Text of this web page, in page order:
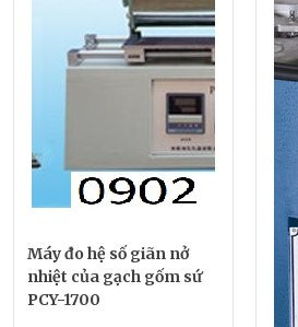
Máy đo hệ số giãn nở
nhiệt của gạch gốm sứ
PCY-1700